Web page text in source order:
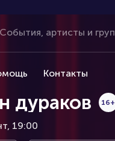
Контакты
дураков 16+
19:00